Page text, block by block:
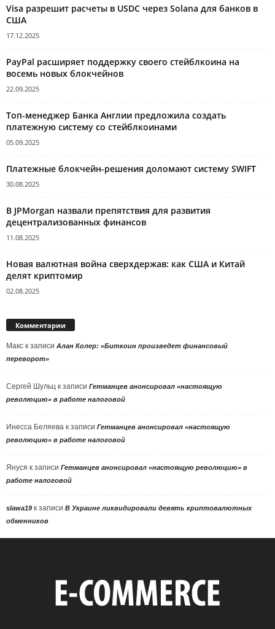
Visa разрешит расчеты в USDC через Solana для банков в
США
17.12.2025
PayPal расширяет поддержку своего стейблкоина на
восемь новых блокчейнов
22.09.2025
Топ-менеджер Банка Англии предложила создать
платежную систему со стейблкоинами
05.09.2025
Платежные блокчейн-решения доломают систему SWIFT
30.08.2025
В JPMorgan назвали препятствия для развития
децентрализованных финансов
11.08.2025
Новая валютная война сверхдержав: как США и Китай
делят криптомир
02.08.2025
Комментарии
Макс к записи Алан Колер: «Биткоин произведет финансовый
переворот»
Сергей Шульц к записи Гетманцев анонсировал «настоящую
революцию» в работе налоговой
Инесса Беляева к записи Гетманцев анонсировал «настоящую
революцию» в работе налоговой
Януся к записи Гетманцев анонсировал «настоящую революцию» в
работе налоговой
slawa19 к записи В Украине ликвидировали девять криптовалютных
обменников